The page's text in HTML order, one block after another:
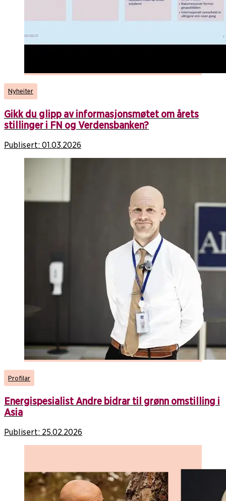
Nyheiter
Gikk du glipp av informasjonsmøtet om årets
stillinger i FN og Verdensbanken?
Publisert: 01.03.2026
Profilar
Energispesialist Andre bidrar til grønn omstilling i
Asia
Publisert: 25.02.2026